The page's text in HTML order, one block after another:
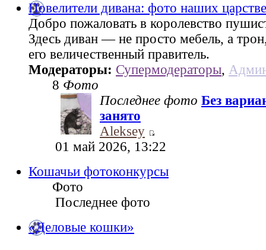
Повелители дивана: фото наших
Добро пожаловать в королевство
Здесь диван — не просто мебель, а
его величественный правитель.
Модераторы: Супермодераторы,
8 Фото
Последнее фото Без
занято
Aleksey
01 май 2026, 13:22
Кошачьи фотоконкурсы
Фото
Последнее фото
«Деловые кошки»